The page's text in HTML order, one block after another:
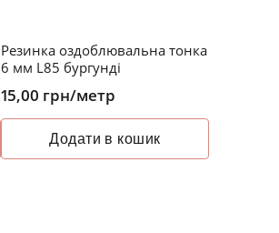
Резинка оздоблювальна тонка
6 мм L85 бургунді
15,00 грн/метр
Додати в кошик